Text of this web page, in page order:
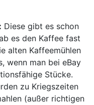
Diese gibt es schon
es den Kaffee fast
alten Kaffeemühlen
wenn man bei eBay
Stücke.
zu Kriegszeiten
(außer richtigen